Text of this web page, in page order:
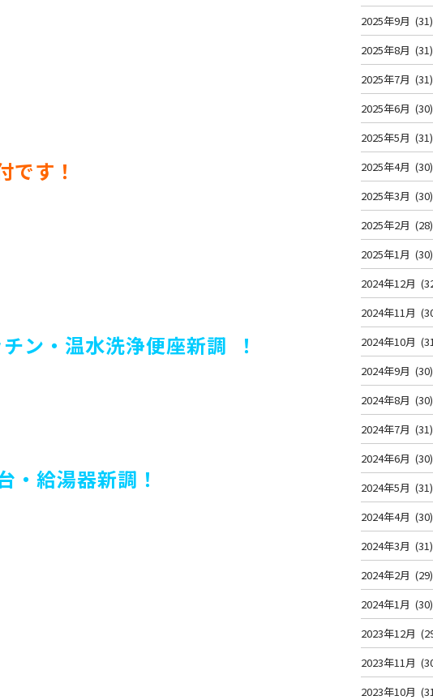
です！
ン・温水洗浄便座新調 ！
・給湯器新調！
2025年9月 (31)
2025年8月 (31)
2025年7月 (31)
2025年6月 (30)
2025年5月 (31)
2025年4月 (30)
2025年3月 (30)
2025年2月 (28)
2025年1月 (30)
2024年12月
2024年11月
2024年10月
2024年9月 (30)
2024年8月 (30)
2024年7月 (31)
2024年6月 (30)
2024年5月 (31)
2024年4月 (30)
2024年3月 (31)
2024年2月 (29)
2024年1月 (30)
2023年12月
2023年11月
2023年10月